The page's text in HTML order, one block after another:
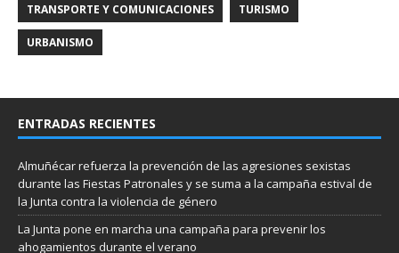
TRANSPORTE Y COMUNICACIONES TURISMO
URBANISMO
ENTRADAS RECIENTES
Almuñécar refuerza la prevención de las agresiones sexistas
durante las Fiestas Patronales y se suma a la campaña estival de
la Junta contra la violencia de género
La Junta pone en marcha una campaña para prevenir los
ahogamientos durante el verano